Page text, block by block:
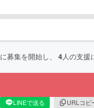
に募集を開始し、 4人の支援
LINEで送る URLコピ